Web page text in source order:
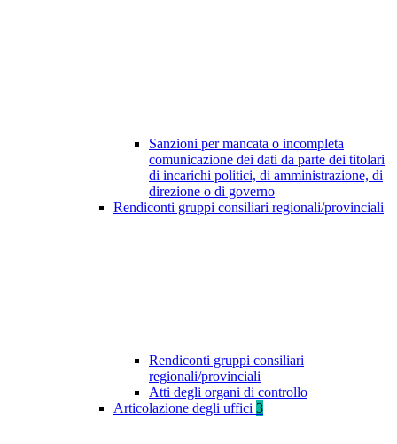
Sanzioni per mancata o incompleta
comunicazione dei dati da parte dei titolari
di incarichi politici, di amministrazione, di
direzione o di governo
Rendiconti gruppi consiliari regionali/provinciali
Rendiconti gruppi consiliari
regionali/provinciali
Atti degli organi di controllo
Articolazione degli uffici 3